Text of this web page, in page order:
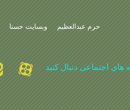
حرم عبدالعظیم وبسایت حسنا
های اجتماعی دنبال کنید